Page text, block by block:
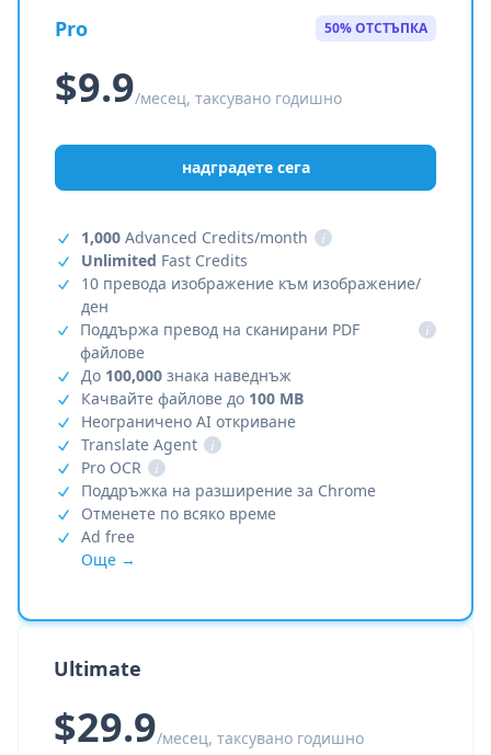
Pro 50% ОТСТЪПКА
$9.9/месец, таксувано годишно
надградете сега
1,000 Advanced Credits/month
i
Unlimited Fast Credits
10 превода изображение към изображение/
ден
Поддържа превод на сканирани PDF
файлове
i
До 100,000 знака наведнъж
Качвайте файлове до 100 MB
Неограничено AI откриване
Translate Agent
i
Pro OCR
i
Поддръжка на разширение за Chrome
Отменете по всяко време
Ad free
Още →
Ultimate
$29.9/месец, таксувано годишно